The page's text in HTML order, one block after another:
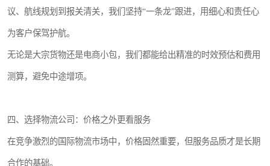
议、航线规划到报关清关，我们坚持“一条龙”跟进，用细心和责任心
为客户保驾护航。
无论是大宗货物还是电商小包，我们都能给出精准的时效预估和费用
测算，避免中途增项。
四、选择物流公司：价格之外更看服务
在竞争激烈的国际物流市场中，价格固然重要，但服务品质才是长期
合作的基础。